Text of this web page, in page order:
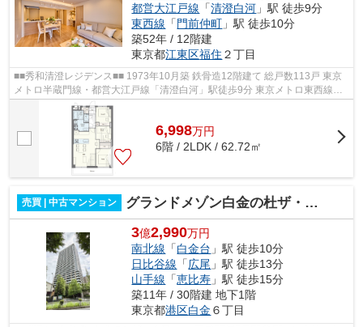
都営大江戸線 「清澄白河 」駅 徒歩9分
東西線 「門前仲町 」駅 徒歩10分
築52年 / 12階建
東京都江東区福住 ２丁目
■■秀和清澄レジデンス■■ 1973年10月築 鉄骨造12階建て 総戸数113戸 東京
メトロ半蔵門線・都営大江戸線「清澄白河」駅徒歩9分 東京メトロ東西線
「門前仲町」駅徒歩10分 【周辺環境】...
6,998万円
6階 / 2LDK / 62.72㎡
売買 | 中古マンション グランドメゾン白金の杜ザ・タワー
3億2,990万円
南北線 「白金台 」駅 徒歩10分
日比谷線 「広尾 」駅 徒歩13分
山手線 「恵比寿 」駅 徒歩15分
築11年 / 30階建 地下1階
東京都港区白金 ６丁目